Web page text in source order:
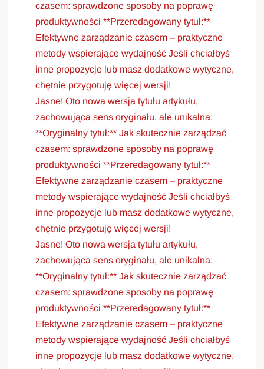
czasem: sprawdzone sposoby na poprawę
produktywności **Przeredagowany tytuł:**
Efektywne zarządzanie czasem – praktyczne
metody wspierające wydajność Jeśli chciałbyś
inne propozycje lub masz dodatkowe wytyczne,
chętnie przygotuję więcej wersji!
Jasne! Oto nowa wersja tytułu artykułu,
zachowująca sens oryginału, ale unikalna:
**Oryginalny tytuł:** Jak skutecznie zarządzać
czasem: sprawdzone sposoby na poprawę
produktywności **Przeredagowany tytuł:**
Efektywne zarządzanie czasem – praktyczne
metody wspierające wydajność Jeśli chciałbyś
inne propozycje lub masz dodatkowe wytyczne,
chętnie przygotuję więcej wersji!
Jasne! Oto nowa wersja tytułu artykułu,
zachowująca sens oryginału, ale unikalna:
**Oryginalny tytuł:** Jak skutecznie zarządzać
czasem: sprawdzone sposoby na poprawę
produktywności **Przeredagowany tytuł:**
Efektywne zarządzanie czasem – praktyczne
metody wspierające wydajność Jeśli chciałbyś
inne propozycje lub masz dodatkowe wytyczne,